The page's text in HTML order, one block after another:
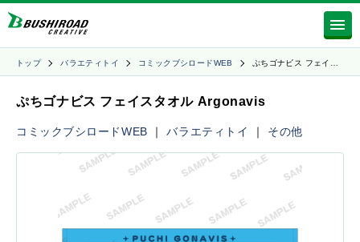
トップ バラエティトイ コミックブシロードWEB ぷちゴナビス フェイ…
ぷちゴナビス フェイスタオル Argonavis
コミックブシロードWEB ｜バラエティトイ ｜ その他